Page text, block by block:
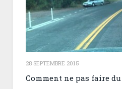
28 SEPTEMBRE 2015
Comment ne pas faire